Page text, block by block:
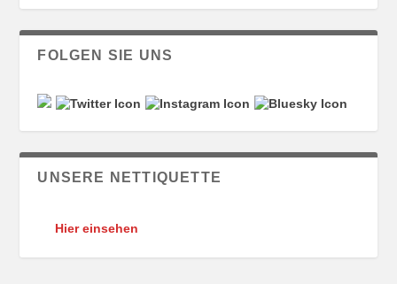
FOLGEN SIE UNS
UNSERE NETTIQUETTE
Hier einsehen